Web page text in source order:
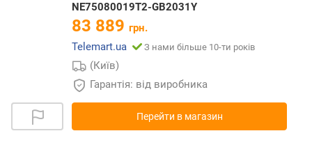
NE75080019T2-GB2031Y
83 889 грн.
Telemart.ua
З нами більше 10-ти років
(Київ)
Гарантія: від виробника
Перейти в магазин